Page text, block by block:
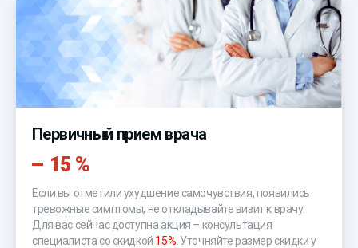
Первичный прием врача
15 %
Если вы отметили ухудшение самочувствия, появились
тревожные симптомы, не откладывайте визит к врачу.
Для вас сейчас доступна акция – консультация
специалиста со скидкой 15% . Уточняйте размер скидки у